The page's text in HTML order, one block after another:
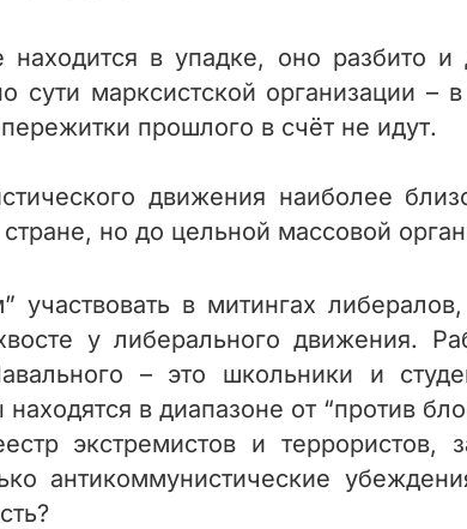
в упадке, оно разбито и
сути марксистской организации –
прошлого в счёт не идут.
движения наиболее
но до цельной массовой
участвовать в митингах
у либерального движения.
– это школьники и
в диапазоне от “против
экстремистов и
антикоммунистические